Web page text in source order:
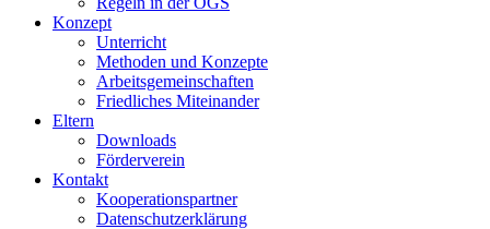
Konzept
Unterricht
Methoden und Konzepte
Arbeitsgemeinschaften
Friedliches Miteinander
Eltern
Downloads
Förderverein
Kontakt
Kooperationspartner
Datenschutzerklärung